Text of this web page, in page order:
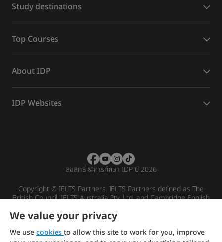
Study destinations
Top Courses
About IDP
IDP Websites
ลิขสิทธิ์©การศึกษา IDP ปี 2026
Copyright © IELTS Partners. IELTS Partners defined as The
British Council, IELTS Australia Pty. Ltd. and Cambridge English
Investors
Terms of use Privacy policy Disclaimer
We value your privacy
We usecookiesto allow this site to work for you, improve